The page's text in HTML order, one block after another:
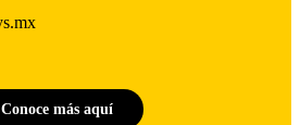
Conoce más aquí